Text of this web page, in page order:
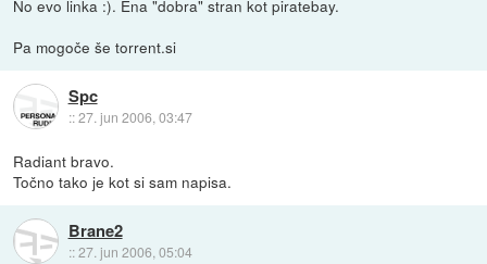
No evo linka :). Ena "dobra" stran kot piratebay.
Pa mogoče še torrent.si
Spc
::27. jun 2006, 03:47
Radiant bravo.
Točno tako je kot si sam napisa.
Brane2
::27. jun 2006, 05:04